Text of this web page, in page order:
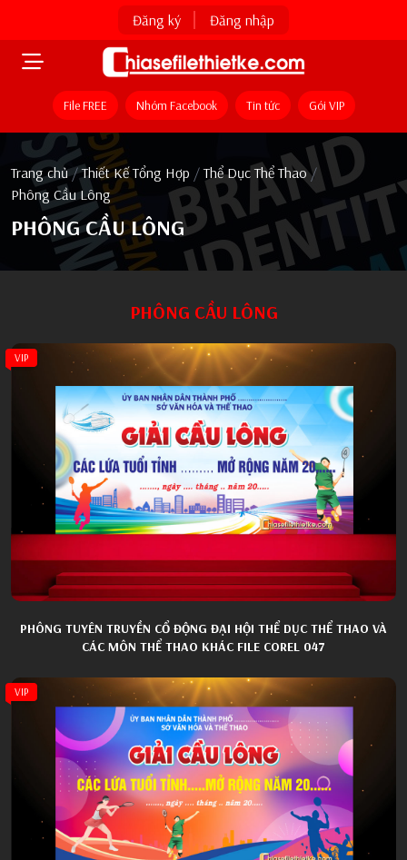
Đăng ký Đăng nhập
File FREE Nhóm Facebook Tin tức Gói VIP
Trang chủ / Thiết Kế Tổng Hợp / Thể Dục Thể Thao /
Phông Cầu Lông
PHÔNG CẦU LÔNG
PHÔNG CẦU LÔNG
VIP
PHÔNG TUYÊN TRUYỀN CỔ ĐỘNG ĐẠI HỘI THỂ DỤC THỂ THAO VÀ
CÁC MÔN THỂ THAO KHÁC FILE COREL 047
VIP